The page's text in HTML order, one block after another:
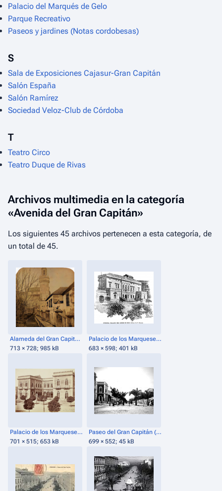
Palacio del Marqués de Gelo
Parque Recreativo
Paseos y jardines (Notas cordobesas)
S
Sala de Exposiciones Cajasur-Gran Capitán
Salón España
Salón Ramírez
Sociedad Veloz-Club de Córdoba
T
Teatro Circo
Teatro Duque de Rivas
Archivos multimedia en la categoría
«Avenida del Gran Capitán»
Los siguientes 45 archivos pertenecen a esta categoría, de
un total de 45.
Alameda del Gran Capitán (1857).png
713 × 728; 985 kB
Palacio de los Marqueses de Gelo.png
683 × 598; 401 kB
Palacio de los Marqueses del Mérito (1860-1870).png
701 × 515; 653 kB
Paseo del Gran Capitán (1900).jpg
699 × 552; 45 kB